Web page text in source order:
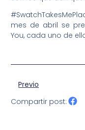
mes de abril se
You, cada uno de
Previo
Compartir post: